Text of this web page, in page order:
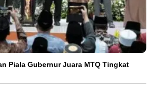
Piala Gubernur Juara MTQ Tingkat